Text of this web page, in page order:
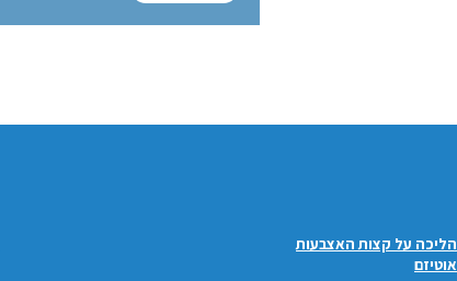
הליכה על קצות האצבעות
אוטיזם